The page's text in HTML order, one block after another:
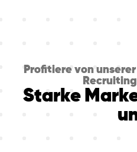
Profitiere von
Starke